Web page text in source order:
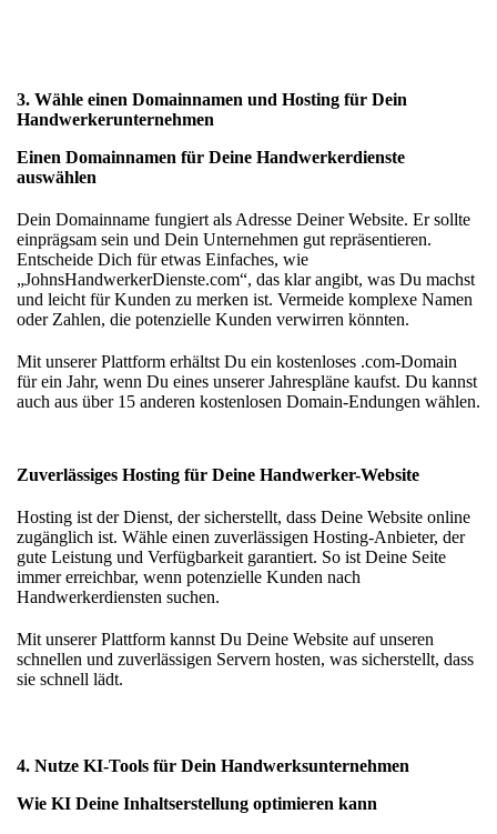
3. Wähle einen Domainnamen und Hosting für Dein
Handwerkerunternehmen
Einen Domainnamen für Deine Handwerkerdienste
auswählen
Dein Domainname fungiert als Adresse Deiner Website. Er sollte
einprägsam sein und Dein Unternehmen gut repräsentieren.
Entscheide Dich für etwas Einfaches, wie
„JohnsHandwerkerDienste.com“, das klar angibt, was Du machst
und leicht für Kunden zu merken ist. Vermeide komplexe Namen
oder Zahlen, die potenzielle Kunden verwirren könnten.
Mit unserer Plattform erhältst Du ein kostenloses .com-Domain
für ein Jahr, wenn Du eines unserer Jahrespläne kaufst. Du kannst
auch aus über 15 anderen kostenlosen Domain-Endungen wählen.
Zuverlässiges Hosting für Deine Handwerker-Website
Hosting ist der Dienst, der sicherstellt, dass Deine Website online
zugänglich ist. Wähle einen zuverlässigen Hosting-Anbieter, der
gute Leistung und Verfügbarkeit garantiert. So ist Deine Seite
immer erreichbar, wenn potenzielle Kunden nach
Handwerkerdiensten suchen.
Mit unserer Plattform kannst Du Deine Website auf unseren
schnellen und zuverlässigen Servern hosten, was sicherstellt, dass
sie schnell lädt.
4. Nutze KI-Tools für Dein Handwerksunternehmen
Wie KI Deine Inhaltserstellung optimieren kann